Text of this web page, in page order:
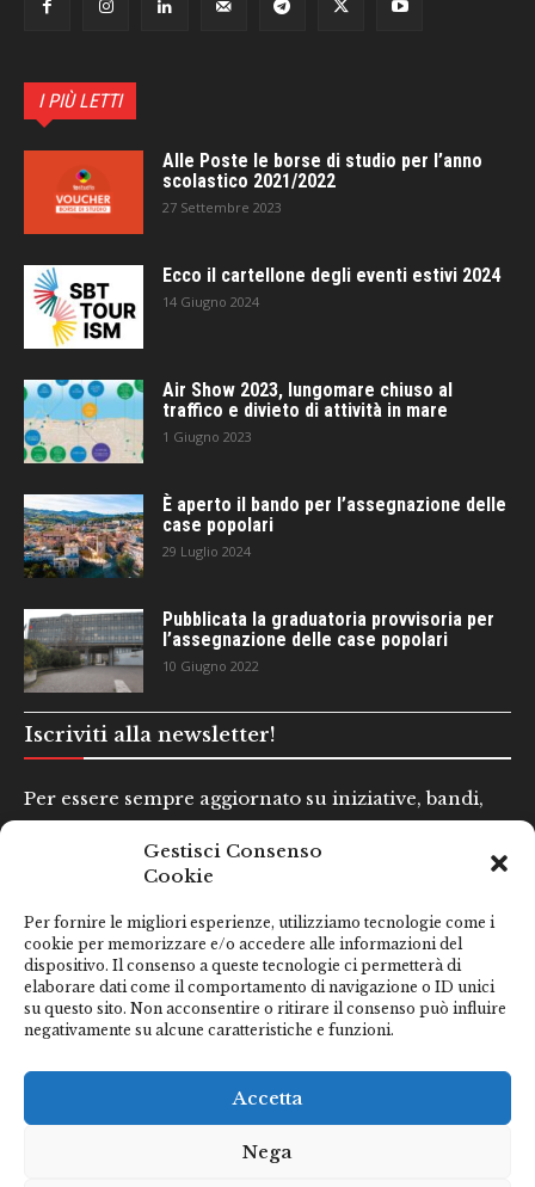
Gestisci Consenso
Cookie
Per fornire le migliori esperienze, utilizziamo tecnologie come i
cookie per memorizzare e/o accedere alle informazioni del
dispositivo. Il consenso a queste tecnologie ci permetterà di
elaborare dati come il comportamento di navigazione o ID unici
su questo sito. Non acconsentire o ritirare il consenso può influire
negativamente su alcune caratteristiche e funzioni.
Accetta
Nega
I PIÙ LETTI
Alle Poste le borse di studio per l’anno
scolastico 2021/2022
27 Settembre 2023
Ecco il cartellone degli eventi estivi 2024
14 Giugno 2024
Air Show 2023, lungomare chiuso al
traffico e divieto di attività in mare
1 Giugno 2023
È aperto il bando per l’assegnazione delle
case popolari
29 Luglio 2024
Pubblicata la graduatoria provvisoria per
l’assegnazione delle case popolari
10 Giugno 2022
Iscriviti alla newsletter!
Per essere sempre aggiornato su iniziative, bandi,
Email*